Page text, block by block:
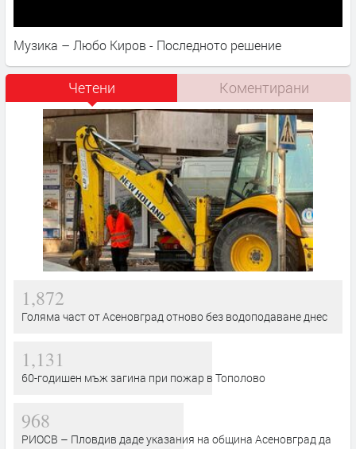
Музика – Любо Киров - Последното решение
Четени Коментирани
1,872
Голяма част от Асеновград отново без водоподаване днес
1,131
60-годишен мъж загина при пожар в Тополово
968
РИОСВ – Пловдив даде указания на община Асеновград да